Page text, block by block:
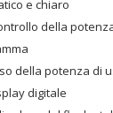
e chiaro
della
della potenza di
digitale